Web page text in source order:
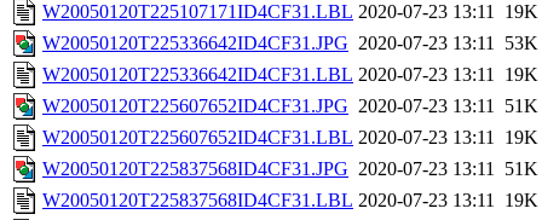
W20050120T225107171ID4CF31.LBL 2020-07-23 13:11 19K
W20050120T225336642ID4CF31.JPG 2020-07-23 13:11 53K
W20050120T225336642ID4CF31.LBL 2020-07-23 13:11 19K
W20050120T225607652ID4CF31.JPG 2020-07-23 13:11 51K
W20050120T225607652ID4CF31.LBL 2020-07-23 13:11 19K
W20050120T225837568ID4CF31.JPG 2020-07-23 13:11 51K
W20050120T225837568ID4CF31.LBL 2020-07-23 13:11 19K